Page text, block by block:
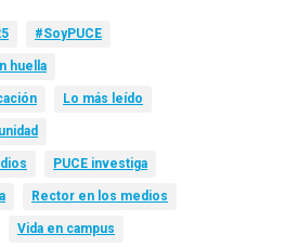
#SoyPUCE
huella
Lo más leído
PUCE investiga
Rector en los medios
Vida en campus